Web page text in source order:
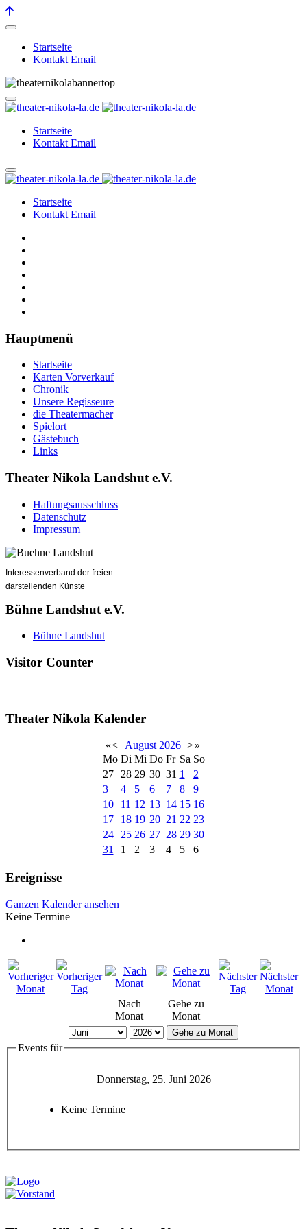
Startseite
Kontakt Email
Startseite
Kontakt Email
Startseite
Kontakt Email
Hauptmenü
Startseite
Karten Vorverkauf
Chronik
Unsere Regisseure
die Theatermacher
Spielort
Gästebuch
Links
Theater Nikola Landshut e.V.
Haftungsausschluss
Datenschutz
Impressum
Interessenverband der freien
darstellenden Künste
Bühne Landshut e.V.
Bühne Landshut
Visitor Counter
Theater Nikola Kalender
«< August 2026 >»
Mo Di Mi Do Fr Sa So
27
28 29 30 31 1
2
3
4 5 6 7 8
9
10
11 12 13 14 15 16
17
18 19 20 21 22 23
24
25 26 27 28 29 30
31
1 2 3 4 5 6
Ereignisse
Ganzen Kalender ansehen
Keine Termine
Nach
Monat
Gehe zu
Monat
Gehe zu Monat
Events für
Donnerstag, 25. Juni 2026
Keine Termine